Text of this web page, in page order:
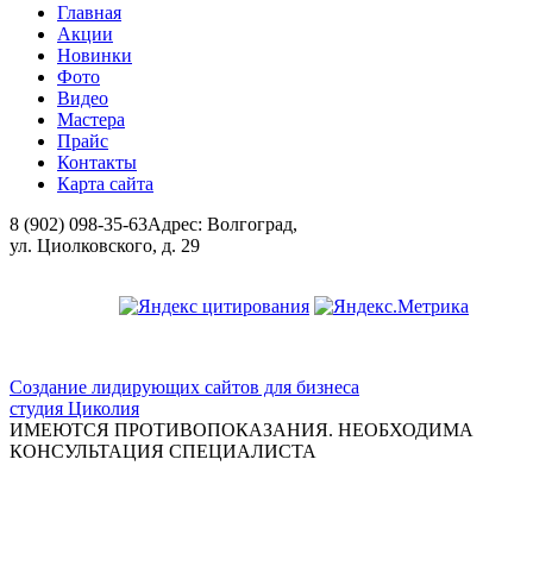
Главная
Акции
Новинки
Фото
Видео
Мастера
Прайс
Контакты
Карта сайта
8 (902) 098-35-63Адрес: Волгоград,
ул. Циолковского, д. 29
Создание лидирующих сайтов для бизнеса
студия Циколия
ИМЕЮТСЯ ПРОТИВОПОКАЗАНИЯ. НЕОБХОДИМА
КОНСУЛЬТАЦИЯ СПЕЦИАЛИСТА